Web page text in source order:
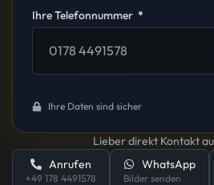
Ihre Telefonnummer
Ihre Daten sind sicher
Lieber direkt Kontakt
Anrufen
+49 178 4491578
WhatsApp
Bilder senden